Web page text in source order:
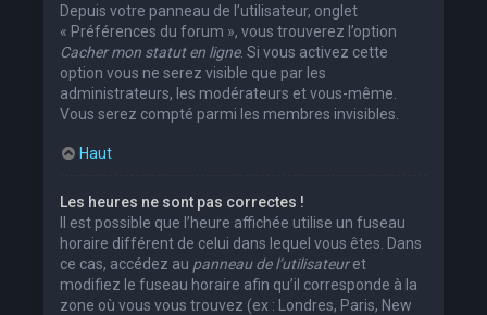
Depuis votre panneau de l’utilisateur, onglet
« Préférences du forum », vous trouverez l’option
Cacher mon statut en ligne. Si vous activez cette
option vous ne serez visible que par les
administrateurs, les modérateurs et vous-même.
Vous serez compté parmi les membres invisibles.
Haut
Les heures ne sont pas correctes !
Il est possible que l’heure affichée utilise un fuseau
horaire différent de celui dans lequel vous êtes. Dans
ce cas, accédez au panneau de l’utilisateuret
modifiez le fuseau horaire afin qu’il corresponde à la
zone où vous vous trouvez (ex : Londres, Paris, New